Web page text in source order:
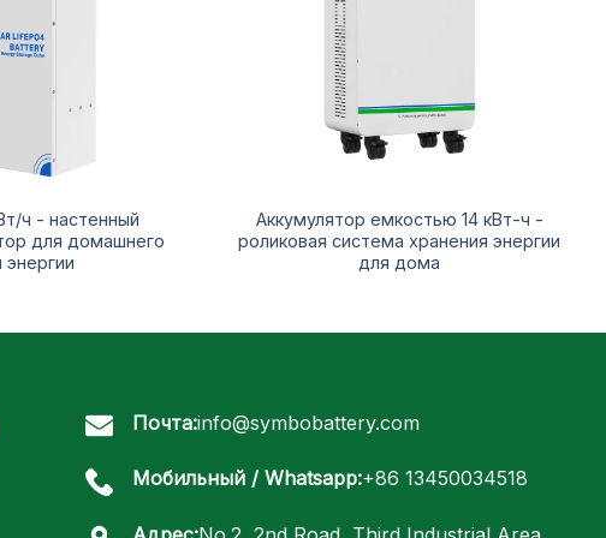
ч - настенный
для домашнего
энергии
Аккумулятор емкостью 14 кВт-ч -
роликовая система хранения энергии
для дома
Почта:info@symbobattery.com
Мобильный / Whatsapp:+86 13450034518